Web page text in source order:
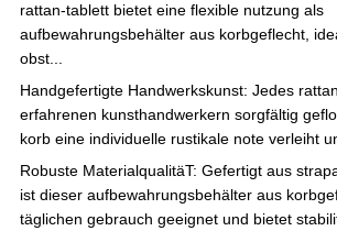
rattan-tablett bietet eine flexible nutzung als
aufbewahrungsbehälter aus korbgeflecht,
obst...
Handgefertigte Handwerkskunst: Jedes
erfahrenen kunsthandwerkern sorgfältig
korb eine individuelle rustikale note verleiht
Robuste MaterialqualitäT: Gefertigt aus
ist dieser aufbewahrungsbehälter aus
täglichen gebrauch geeignet und bietet